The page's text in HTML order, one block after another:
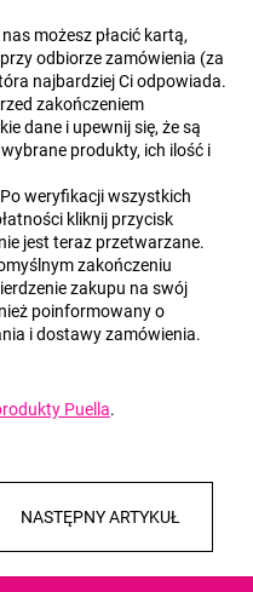
nas możesz płacić kartą,
odbiorze zamówienia (za
najbardziej Ci odpowiada.
zakończeniem
dane i upewnij się, że są
produkty, ich ilość i
Po weryfikacji wszystkich
kliknij przycisk
jest teraz przetwarzane.
zakończeniu
zakupu na swój
poinformowany o
i dostawy zamówienia.
Puella.
NASTĘPNY ARTYKUŁ